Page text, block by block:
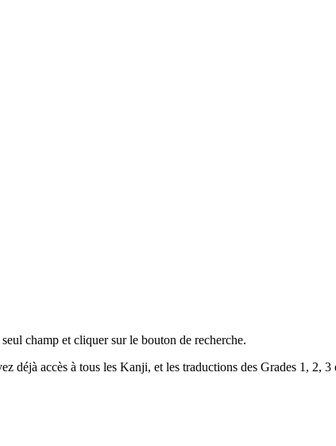
champ et cliquer sur le bouton de recherche.
déjà accès à tous les Kanji, et les traductions des Grades 1, 2,